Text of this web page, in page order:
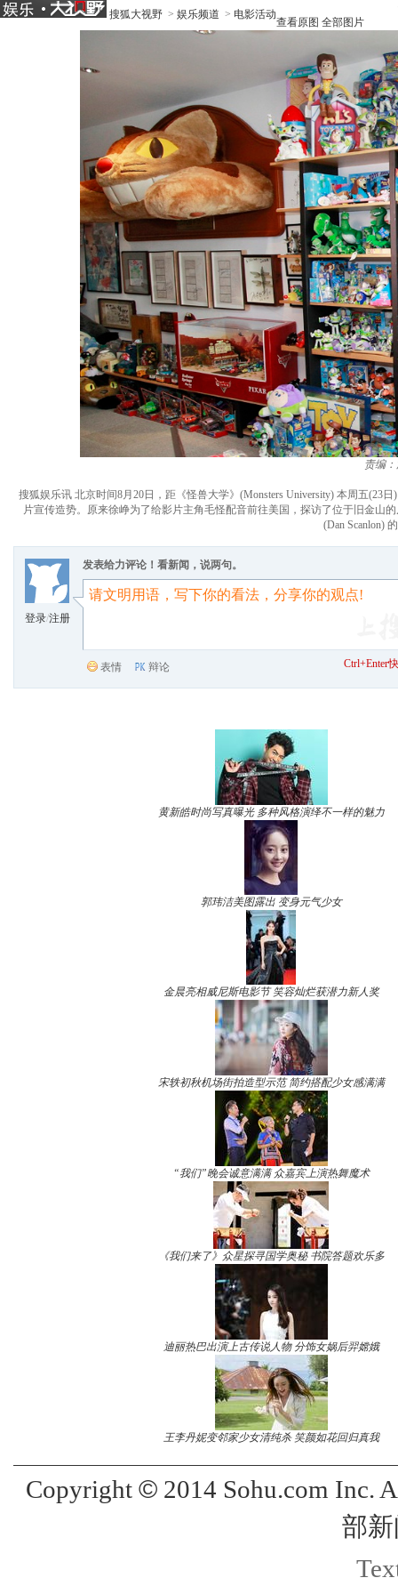
搜狐大视野 > 娱乐频道 > 电影活动
查看原图 全部图片
责编
搜狐娱乐讯 北京时间8月20日，距《怪兽大学》(Monsters University) 本周五
片宣传造势。原来徐峥为了给影片主角毛怪配音前往美国，探访了位于旧金山
(Dan Scanlon)
登录/注册
发表给力评论！看新闻，说两句。
表情 辩论 Ctrl+Enter
黄新皓时尚写真曝光 多种风格演绎不一样的魅力
郭玮洁美图露出 变身元气少女
金晨亮相威尼斯电影节 笑容灿烂获潜力新人奖
宋轶初秋机场街拍造型示范 简约搭配少女感满满
“我们”晚会诚意满满 众嘉宾上演热舞魔术
《我们来了》众星探寻国学奥秘 书院答题欢乐多
迪丽热巴出演上古传说人物 分饰女娲后羿嫦娥
王李丹妮变邻家少女清纯杀 笑颜如花回归真我
Copyright ©2014 Sohu.com Inc.
部